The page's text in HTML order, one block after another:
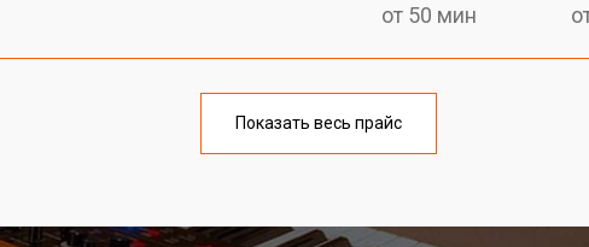
от 50 мин
от 50 мин
Показать весь прайс